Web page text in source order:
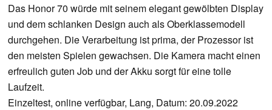
Das Honor 70 würde mit seinem elegant gewölbten Display
und dem schlanken Design auch als Oberklassemodell
durchgehen. Die Verarbeitung ist prima, der Prozessor ist
den meisten Spielen gewachsen. Die Kamera macht einen
erfreulich guten Job und der Akku sorgt für eine tolle
Laufzeit.
Einzeltest, online verfügbar, Lang, Datum: 20.09.2022